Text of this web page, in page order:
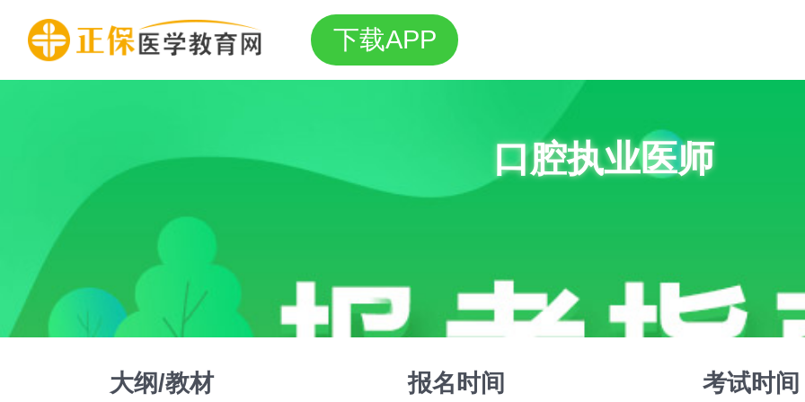
下载APP
口腔执业医师
大纲/教材 报名时间 考试时间